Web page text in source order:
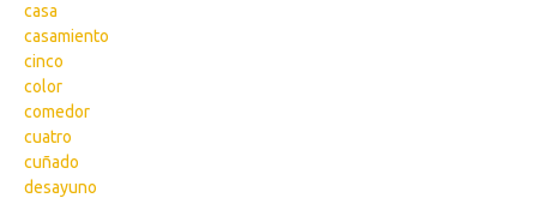
casa
casamiento
cinco
color
comedor
cuatro
cuñado
desayuno